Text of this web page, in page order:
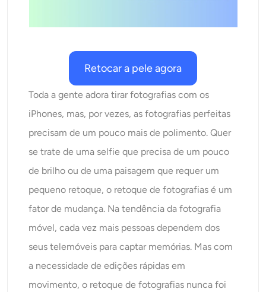
Ferramentas de retrato
Trocador de penteado
Bebê AI
Filtro de IA
Gerador de tiro na cabeça Pro
Gerador de tiro na cabeça AI
Retocar a pele agora
Toda a gente adora tirar fotografias com os
iPhones, mas, por vezes, as fotografias perfeitas
precisam de um pouco mais de polimento. Quer
se trate de uma selfie que precisa de um pouco
de brilho ou de uma paisagem que requer um
pequeno retoque, o retoque de fotografias é um
fator de mudança. Na tendência da fotografia
móvel, cada vez mais pessoas dependem dos
seus telemóveis para captar memórias. Mas com
a necessidade de edições rápidas em
movimento, o retoque de fotografias nunca foi